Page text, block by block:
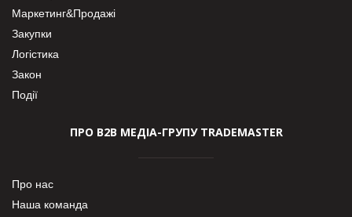
Маркетинг&Продажі
Закупки
Логістика
Закон
Події
ПРО В2В МЕДІА-ГРУПУ TRADEMASTER
Про нас
Наша команда